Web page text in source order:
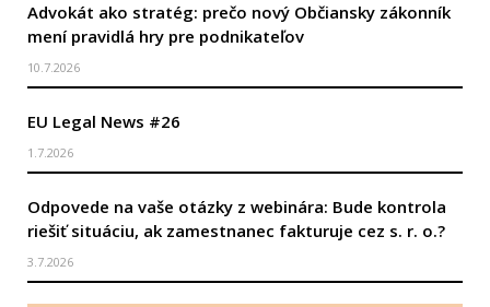
Advokát ako stratég: prečo nový Občiansky zákonník
mení pravidlá hry pre podnikateľov
10.7.2026
EU Legal News #26
1.7.2026
Odpovede na vaše otázky z webinára: Bude kontrola
riešiť situáciu, ak zamestnanec fakturuje cez s. r. o.?
3.7.2026